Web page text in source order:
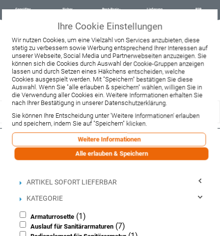
Geprüfter
Sicher
Best-Preis-
Lieferung
B2B
+49 37467 66944
Montag - Freitag:
10:00 - 12:00 Uhr
13:00 - 16:00 Uhr
Samstag:
9:00 - 12:00 Uhr
Lieferzeitanfrage Widerruf
Filtern nach
ARTIKEL SOFORT LIEFERBAR
KATEGORIE
Armaturrosette (1)
Auslauf für Sanitärarmaturen (7)
Ihre Cookie Einstellungen
Wir nutzen Cookies, um eine Vielzahl von Services anzubieten, diese
stetig zu verbessern sowie Werbung entsprechend Ihrer Interessen auf
unserer Webseite, Social Media und Partnerwebseiten anzuzeigen. Sie
können sich die Cookies durch Auswahl der Cookie-Gruppen anzeigen
lassen und durch Setzen eines Häkchens entscheiden, welche
Cookies ausgespielt werden. Mit "Speichern" bestätigen Sie diese
Auswahl. Wenn Sie "alle erlauben & speichern" wählen, willigen Sie in
die Verwendung aller Cookies ein. Weitere Informationen erhalten Sie
nach Ihrer Bestätigung in unserer Datenschutzerklärung.
Sie können Ihre Entscheidung unter 'Weitere Informationen' erlauben
und speichern, indem Sie auf "Speichern" klicken.
Weitere Informationen
Alle erlauben & Speichern